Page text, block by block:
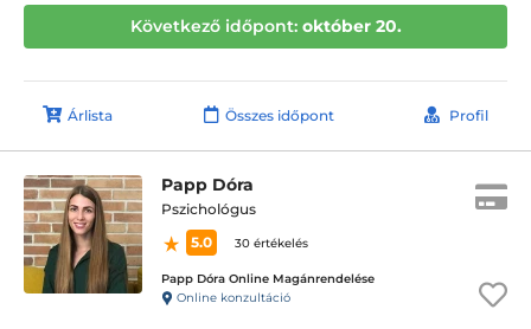
Következő időpont: október 20.
Árlista Összes időpont Profil
Papp Dóra
Pszichológus
5.0
30 értékelés
Papp Dóra Online Magánrendelése
Online konzultáció